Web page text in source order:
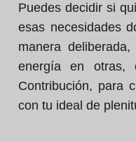
Puedes decidir si
esas necesidades
manera
energía en otras,
Contribución, para
con tu ideal de